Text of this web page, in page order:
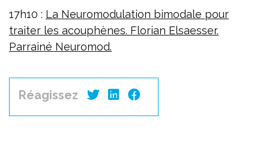
17h10 : La Neuromodulation bimodale pour
traiter les acouphènes. Florian Elsaesser.
Parrainé Neuromod.
Réagissez